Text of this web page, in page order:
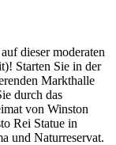
dieser moderaten
Starten Sie in der
Markthalle
durch das
von Winston
Rei Statue in
und Naturreservat.